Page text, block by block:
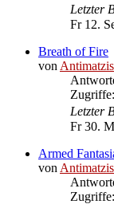
Letzter
Fr 12.
Breath of Fire
von
Letzter
Fr 30.
Armed
von